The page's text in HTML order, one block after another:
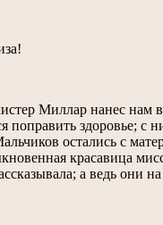
Миллар нанес нам
поправить здоровье; с
остались с
красавица
а ведь они